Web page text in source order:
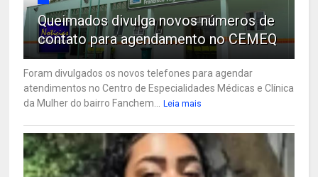
Queimados divulga novos números de
contato para agendamento no CEMEQ
Foram divulgados os novos telefones para agendar
atendimentos no Centro de Especialidades Médicas e Clínica
da Mulher do bairro Fanchem...
Leia mais